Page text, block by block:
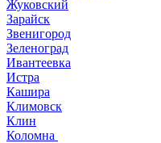
Жуковский
Зарайск
Звенигород
Зеленоград
Ивантеевка
Истра
Кашира
Климовск
Клин
Коломна